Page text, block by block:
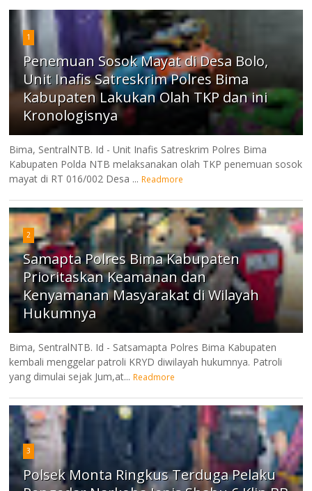
1
Penemuan Sosok Mayat di Desa Bolo,
Unit Inafis Satreskrim Polres Bima
Kabupaten Lakukan Olah TKP dan ini
Kronologisnya
Bima, SentralNTB. Id - Unit Inafis Satreskrim Polres Bima
Kabupaten Polda NTB melaksanakan olah TKP penemuan sosok
mayat di RT 016/002 Desa ... Readmore
2
Samapta Polres Bima Kabupaten
Prioritaskan Keamanan dan
Kenyamanan Masyarakat di Wilayah
Hukumnya
Bima, SentralNTB. Id - Satsamapta Polres Bima Kabupaten
kembali menggelar patroli KRYD diwilayah hukumnya. Patroli
yang dimulai sejak Jum,at... Readmore
3
Polsek Monta Ringkus Terduga Pelaku